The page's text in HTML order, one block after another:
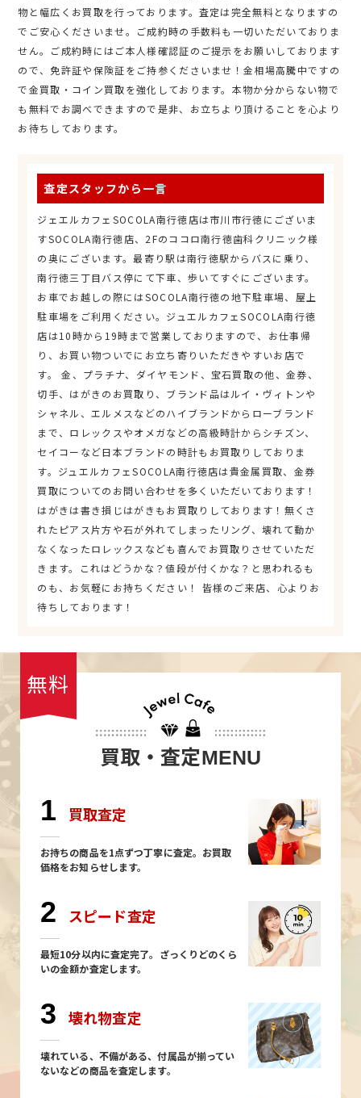
物と幅広くお買取を行っております。査定は完全無料となりますの
でご安心くださいませ。ご成約時の手数料も一切いただいておりま
せん。ご成約時にはご本人様確認証のご提示をお願いしております
ので、免許証や保険証をご持参くださいませ！金相場高騰中ですの
で金買取・コイン買取を強化しております。本物か分からない物で
も無料でお調べできますので是非、お立ちより頂けることを心より
お待ちしております。
査定スタッフから一言
ジェエルカフェSOCOLA南行徳店は市川市行徳にございま
すSOCOLA南行徳店、2Fのココロ南行徳歯科クリニック様
の奥にございます。最寄り駅は南行徳駅からバスに乗り、
南行徳三丁目バス停にて下車、歩いてすぐにございます。
お車でお越しの際にはSOCOLA南行徳の地下駐車場、屋上
駐車場をご利用ください。ジュエルカフェSOCOLA南行徳
店は10時から19時まで営業しておりますので、お仕事帰
り、お買い物ついでにお立ち寄りいただきやすいお店で
す。 金、プラチナ、ダイヤモンド、宝石買取の他、金券、
切手、はがきのお買取り、ブランド品はルイ・ヴィトンや
シャネル、エルメスなどのハイブランドからローブランド
まで、ロレックスやオメガなどの高級時計からシチズン、
セイコーなど日本ブランドの時計もお買取りしておりま
す。ジュエルカフェSOCOLA南行徳店は貴金属買取、金券
買取についてのお問い合わせを多くいただいております！
はがきは書き損じはがきもお買取りしております！無くさ
れたピアス片方や石が外れてしまったリング、壊れて動か
なくなったロレックスなども喜んでお買取りさせていただ
きます。これはどうかな？値段が付くかな？と思われるも
のも、お気軽にお持ちください！ 皆様のご来店、心よりお
待ちしております！
無料
買取・査定MENU
1 買取査定
お持ちの商品を1点ずつ丁寧に査定。お買取
価格をお知らせします。
2 スピード査定
最短10分以内に査定完了。ざっくりどのくら
いの金額か査定します。
3 壊れ物査定
壊れている、不備がある、付属品が揃ってい
ないなどの商品を査定します。